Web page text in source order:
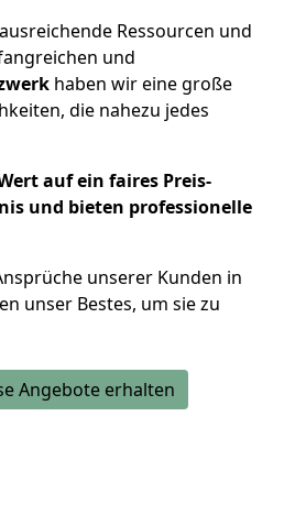
Ressourcen und
und
haben wir eine große
die nahezu jedes
auf ein faires Preis-
und bieten professionelle
unserer Kunden in
unser Bestes, um sie zu
Angebote erhalten